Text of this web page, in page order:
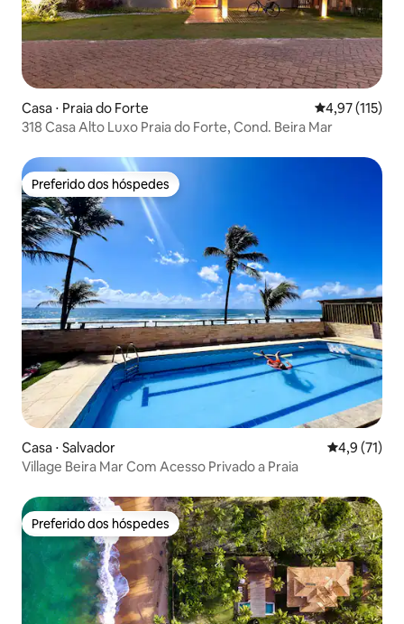
Casa ⋅ Praia do Forte 4,97 de uma
4,97 (115)
318 Casa Alto Luxo Praia do Forte, Cond. Beira Mar
Preferido dos hóspedes
Preferido dos hóspedes
Casa ⋅ Salvador 4,9 de uma
4,9 (71)
Village Beira Mar Com Acesso Privado a Praia
Preferido dos hóspedes
Preferido dos hóspedes